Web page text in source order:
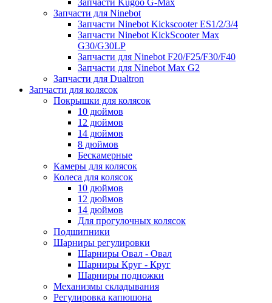
Запчасти Kugoo G-Max
Запчасти для Ninebot
Запчасти Ninebot Kickscooter ES1/2/3/4
Запчасти Ninebot KickScooter Max
G30/G30LP
Запчасти для Ninebot F20/F25/F30/F40
Запчасти для Ninebot Max G2
Запчасти для Dualtron
Запчасти для колясок
Покрышки для колясок
10 дюймов
12 дюймов
14 дюймов
8 дюймов
Бескамерные
Камеры для колясок
Колеса для колясок
10 дюймов
12 дюймов
14 дюймов
Для прогулочных колясок
Подшипники
Шарниры регулировки
Шарниры Овал - Овал
Шарниры Круг - Круг
Шарниры подножки
Механизмы складывания
Регулировка капюшона